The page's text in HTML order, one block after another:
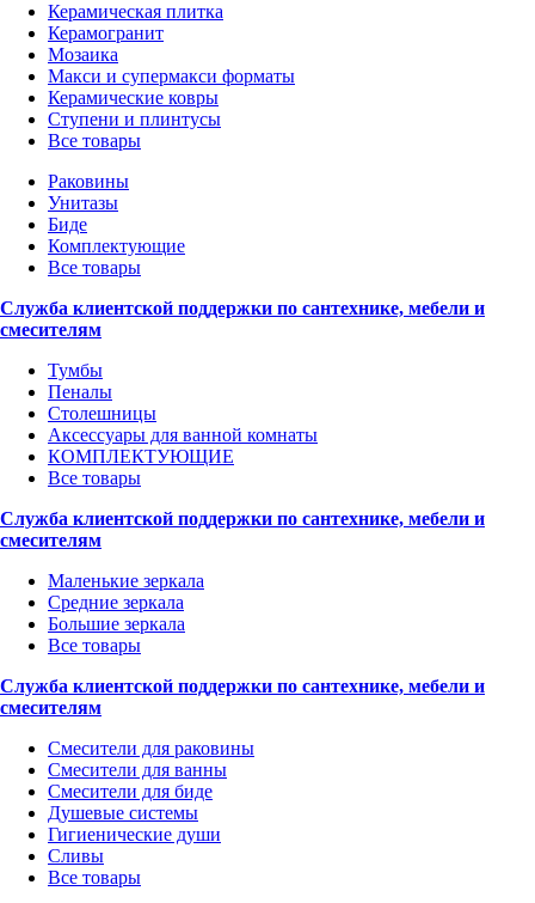
Керамическая плитка
Керамогранит
Мозаика
Макси и супермакси форматы
Керамические ковры
Ступени и плинтусы
Все товары
Раковины
Унитазы
Биде
Комплектующие
Все товары
Служба клиентской поддержки по сантехнике, мебели и
смесителям
Тумбы
Пеналы
Столешницы
Аксессуары для ванной комнаты
КОМПЛЕКТУЮЩИЕ
Все товары
Служба клиентской поддержки по сантехнике, мебели и
смесителям
Маленькие зеркала
Средние зеркала
Большие зеркала
Все товары
Служба клиентской поддержки по сантехнике, мебели и
смесителям
Смесители для раковины
Смесители для ванны
Смесители для биде
Душевые системы
Гигиенические души
Сливы
Все товары